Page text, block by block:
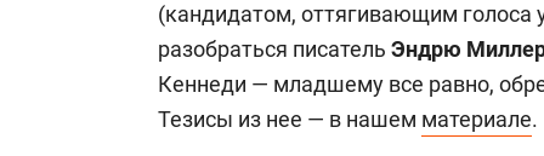
(кандидатом, оттягивающим голоса
разобраться писатель Эндрю
Кеннеди — младшему все равно,
Тезисы из нее — в нашем материале.